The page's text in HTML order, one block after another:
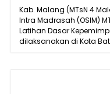
Kab. Malang (MTsN 4
Intra Madrasah (OSIM)
Latihan Dasar
dilaksanakan di Kota